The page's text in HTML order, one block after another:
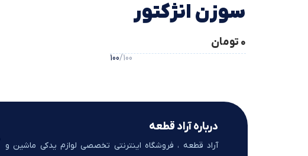
سوزن انژکتور
تیبا
0 تومان
100/100
درباره آراد قطعه
آراد قطعه ، فروشگاه اینترنتی تخصصی لوازم یدکی ماشین و